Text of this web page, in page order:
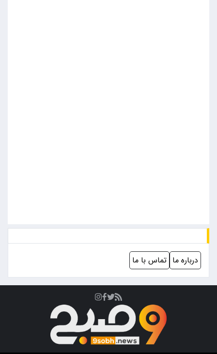
درباره ما تماس با ما